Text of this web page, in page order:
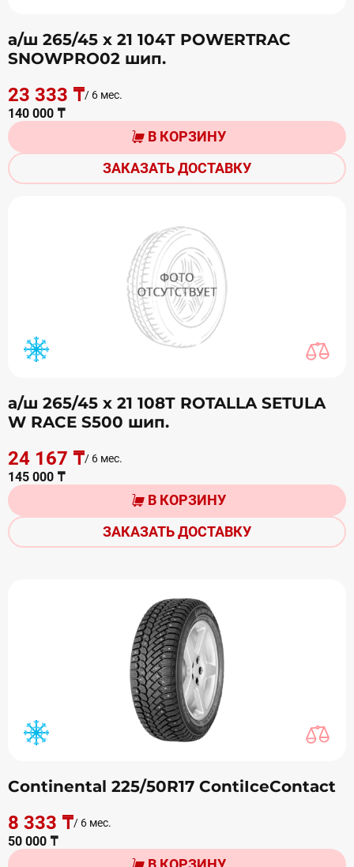
а/ш 265/45 х 21 104Т POWERTRAC
SNOWPRO02 шип.
23 333 ₸/ 6 мес.
140 000 ₸
В КОРЗИНУ
ЗАКАЗАТЬ ДОСТАВКУ
а/ш 265/45 х 21 108Т ROTALLA SETULA
W RACE S500 шип.
24 167 ₸/ 6 мес.
145 000 ₸
В КОРЗИНУ
ЗАКАЗАТЬ ДОСТАВКУ
Continental 225/50R17 ContiIceContact
8 333 ₸/ 6 мес.
50 000 ₸